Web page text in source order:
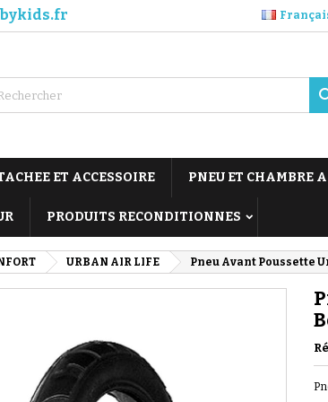
ET ACCESSOIRE PNEU ET CHAMBRE
PRODUITS RECONDITIONNES
URBAN AIR LIFE Pneu Avant Poussette